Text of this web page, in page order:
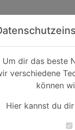
Um dir das beste
verschiedene
können
Hier kannst du